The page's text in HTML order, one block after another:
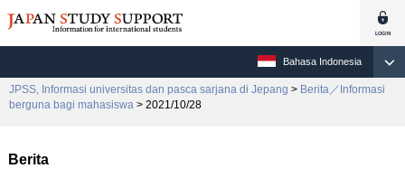
Bahasa Indonesia
JPSS, Informasi universitas dan pasca sarjana di Jepang > Berita／Informasi
berguna bagi mahasiswa > 2021/10/28
Berita